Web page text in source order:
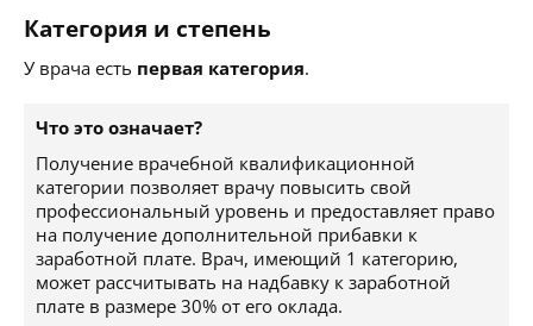
Категория и степень
У врача есть первая категория.
Что это означает?
Получение врачебной квалификационной
категории позволяет врачу повысить свой
профессиональный уровень и предоставляет право
на получение дополнительной прибавки к
заработной плате. Врач, имеющий 1 категорию,
может рассчитывать на надбавку к заработной
плате в размере 30% от его оклада.